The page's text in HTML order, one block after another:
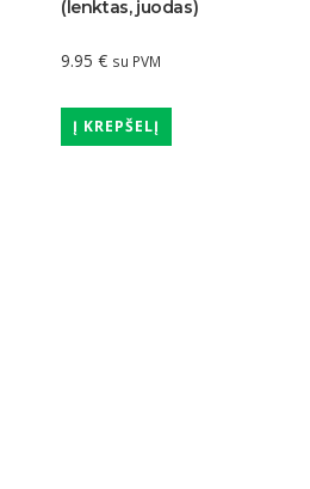
(lenktas, juodas)
9.95 € su PVM
Į KREPŠELĮ